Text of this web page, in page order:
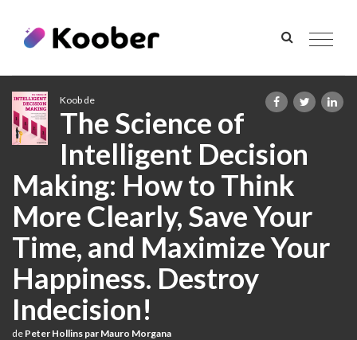
Toggle
Koob de
The Science of
Intelligent Decision
Making: How to Think
More Clearly, Save Your
Time, and Maximize Your
Happiness. Destroy
Indecision!
de Peter Hollins par Mauro Morgana